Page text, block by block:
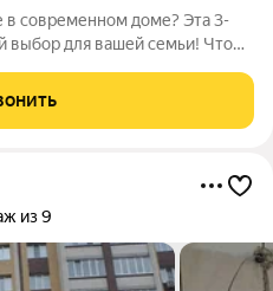
современном доме? Эта 3-
из 9